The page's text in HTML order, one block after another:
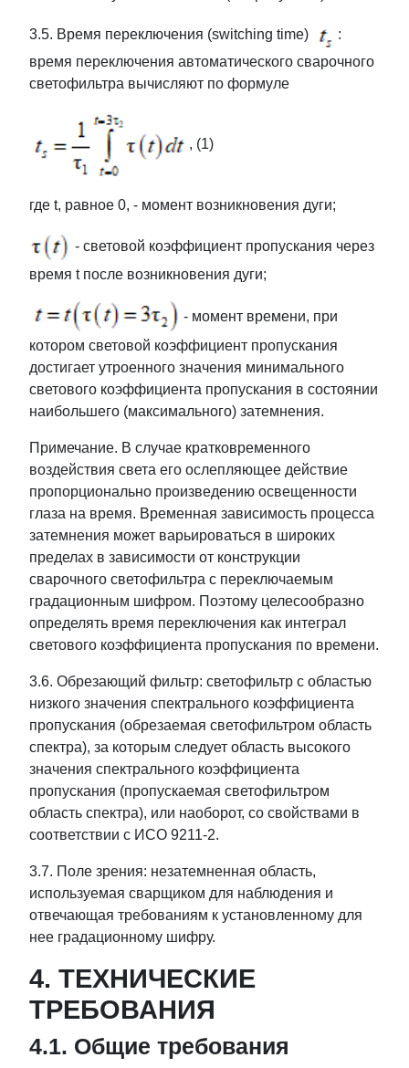
3.5. Время переключения (switching time)
:
время переключения автоматического сварочного
светофильтра вычисляют по формуле
, (1)
где t, равное 0, - момент возникновения дуги;
- световой коэффициент пропускания через
время t после возникновения дуги;
- момент времени, при
котором световой коэффициент пропускания
достигает утроенного значения минимального
светового коэффициента пропускания в состоянии
наибольшего (максимального) затемнения.
Примечание. В случае кратковременного
воздействия света его ослепляющее действие
пропорционально произведению освещенности
глаза на время. Временная зависимость процесса
затемнения может варьироваться в широких
пределах в зависимости от конструкции
сварочного светофильтра с переключаемым
градационным шифром. Поэтому целесообразно
определять время переключения как интеграл
светового коэффициента пропускания по времени.
3.6. Обрезающий фильтр: светофильтр с областью
низкого значения спектрального коэффициента
пропускания (обрезаемая светофильтром область
спектра), за которым следует область высокого
значения спектрального коэффициента
пропускания (пропускаемая светофильтром
область спектра), или наоборот, со свойствами в
соответствии с ИСО 9211-2.
3.7. Поле зрения: незатемненная область,
используемая сварщиком для наблюдения и
отвечающая требованиям к установленному для
нее градационному шифру.
4. ТЕХНИЧЕСКИЕ
ТРЕБОВАНИЯ
4.1. Общие требования